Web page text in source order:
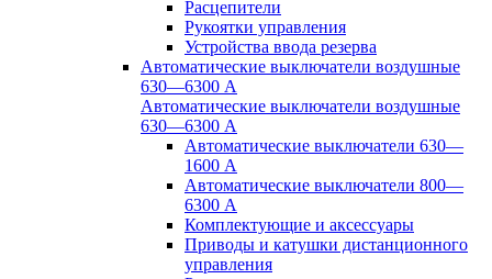
Расцепители
Рукоятки управления
Устройства ввода резерва
Автоматические выключатели воздушные
630—6300 А
Автоматические выключатели воздушные
630—6300 А
Автоматические выключатели 630—
1600 А
Автоматические выключатели 800—
6300 А
Комплектующие и аксессуары
Приводы и катушки дистанционного
управления